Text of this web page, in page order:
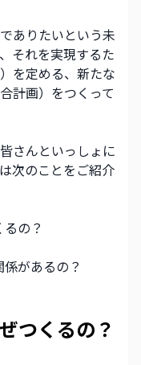
ありたいという未
それを実現するた
を定める、新たな
計画）をつくって
さんといっしょに
次のことをご紹介
の？
があるの？
つくるの？